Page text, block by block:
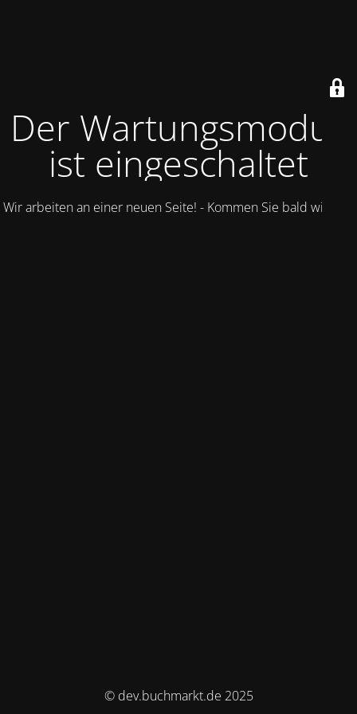
Der Wartungsmodus
ist eingeschaltet
Wir arbeiten an einer neuen Seite! - Kommen Sie bald wieder.
© dev.buchmarkt.de 2025